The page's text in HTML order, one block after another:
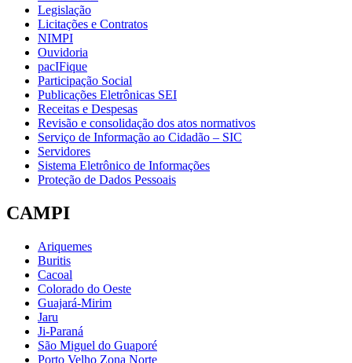
Legislação
Licitações e Contratos
NIMPI
Ouvidoria
pacIFique
Participação Social
Publicações Eletrônicas SEI
Receitas e Despesas
Revisão e consolidação dos atos normativos
Serviço de Informação ao Cidadão – SIC
Servidores
Sistema Eletrônico de Informações
Proteção de Dados Pessoais
CAMPI
Ariquemes
Buritis
Cacoal
Colorado do Oeste
Guajará-Mirim
Jaru
Ji-Paraná
São Miguel do Guaporé
Porto Velho Zona Norte